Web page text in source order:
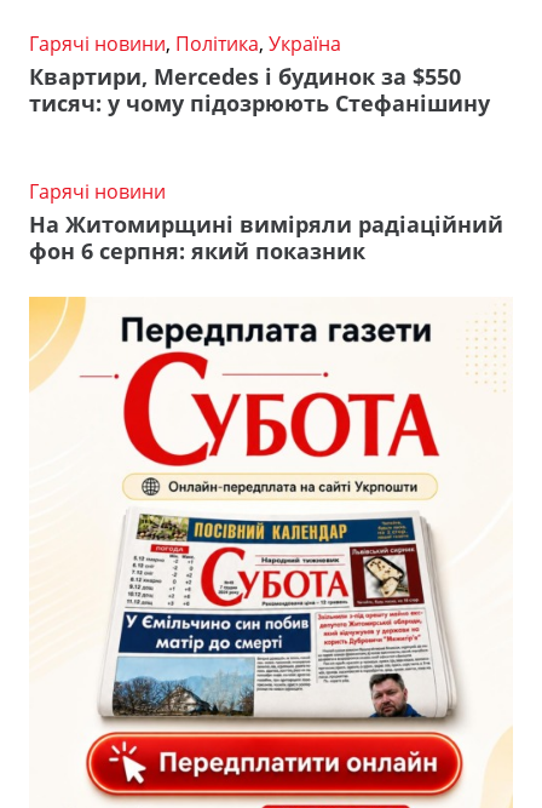
Гарячі новини, Політика, Україна
Квартири, Mercedes і будинок за $550
тисяч: у чому підозрюють Стефанішину
Гарячі новини
На Житомирщині виміряли радіаційний
фон 6 серпня: який показник